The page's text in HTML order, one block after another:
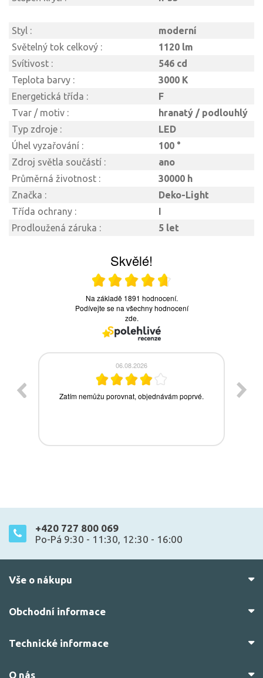
Styl :
moderní
Světelný tok celkový :
1120 lm
Svítivost :
546 cd
Teplota barvy :
3000 K
Energetická třída :
F
Tvar / motiv :
hranatý / podlouhlý
Typ zdroje :
LED
Úhel vyzařování :
100 °
Zdroj světla součástí :
ano
Průměrná životnost :
30000 h
Značka :
Deko-Light
Třída ochrany :
I
Prodloužená záruka :
5 let
+420 727 800 069
Po-Pá 9:30 - 11:30, 12:30 - 16:00
Vše o nákupu
Obchodní informace
Technické informace
O nás